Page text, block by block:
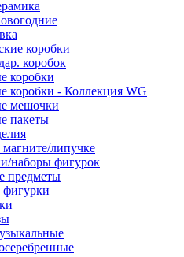
коробки
коробок
коробки
коробки - Коллекция WG
мешочки
пакеты
липучке
наборы фигурок
предметы